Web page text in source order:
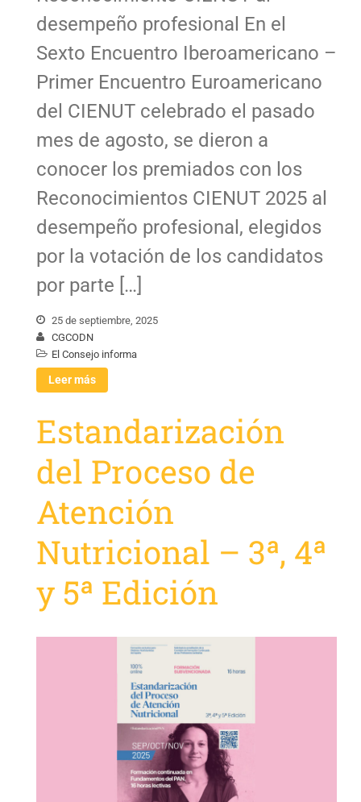
desempeño profesional En el
Sexto Encuentro Iberoamericano –
Primer Encuentro Euroamericano
del CIENUT celebrado el pasado
mes de agosto, se dieron a
conocer los premiados con los
Reconocimientos CIENUT 2025 al
desempeño profesional, elegidos
por la votación de los candidatos
por parte […]
25 de septiembre, 2025
CGCODN
El Consejo informa
Leer más
Estandarización
del Proceso de
Atención
Nutricional – 3ª, 4ª
y 5ª Edición